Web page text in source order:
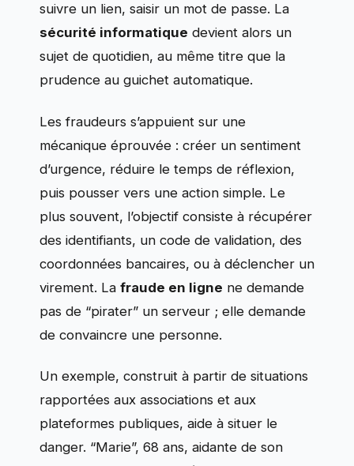
suivre un lien, saisir un mot de passe. La
sécurité informatique devient alors un
sujet de quotidien, au même titre que la
prudence au guichet automatique.
Les fraudeurs s’appuient sur une
mécanique éprouvée : créer un sentiment
d’urgence, réduire le temps de réflexion,
puis pousser vers une action simple. Le
plus souvent, l’objectif consiste à récupérer
des identifiants, un code de validation, des
coordonnées bancaires, ou à déclencher un
virement. La fraude en ligne ne demande
pas de “pirater” un serveur ; elle demande
de convaincre une personne.
Un exemple, construit à partir de situations
rapportées aux associations et aux
plateformes publiques, aide à situer le
danger. “Marie”, 68 ans, aidante de son